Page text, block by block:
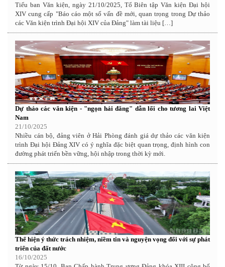
Tiểu ban Văn kiện, ngày 21/10/2025, Tổ Biên tập Văn kiện Đại hội
XIV cung cấp "Báo cáo một số vấn đề mới, quan trọng trong Dự thảo
các Văn kiện trình Đại hội XIV của Đảng" làm tài liệu […]
Dự thảo các văn kiện - "ngọn hải đăng" dẫn lối cho tương lai Việt
Nam
21/10/2025
Nhiều cán bộ, đảng viên ở Hải Phòng đánh giá dự thảo các văn kiện
trình Đại hội Đảng XIV có ý nghĩa đặc biệt quan trọng, định hình con
đường phát triển bền vững, hội nhập trong thời kỳ mới.
Thể hiện ý thức trách nhiệm, niềm tin và nguyện vọng đối với sự phát
triển của đất nước
16/10/2025